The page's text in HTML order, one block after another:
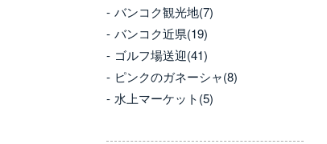
バンコク観光地(7)
バンコク近県(19)
ゴルフ場送迎(41)
ピンクのガネーシャ(8)
水上マーケット(5)